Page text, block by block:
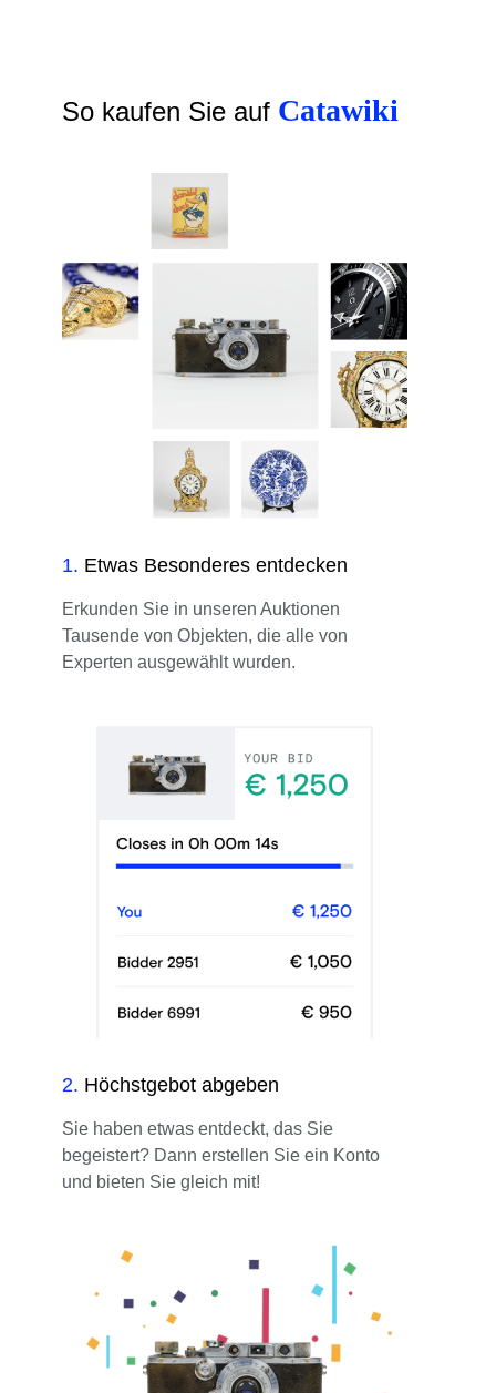
So kaufen Sie auf Catawiki
1. Etwas Besonderes entdecken
Erkunden Sie in unseren Auktionen
Tausende von Objekten, die alle von
Experten ausgewählt wurden.
2. Höchstgebot abgeben
Sie haben etwas entdeckt, das Sie
begeistert? Dann erstellen Sie ein Konto
und bieten Sie gleich mit!